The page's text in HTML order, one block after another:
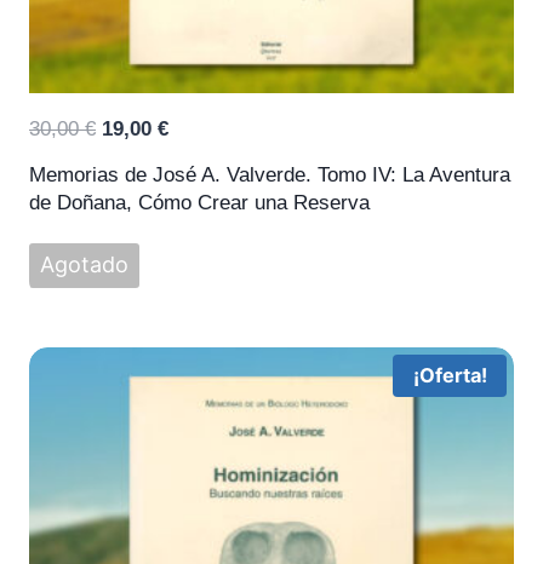
Memorias de José A. Valverde. Tomo IV: La Aventura
de Doñana, Cómo Crear una Reserva
30,00€ El
original
30,00 €.
19,00 €El
precio
actual
Agotado
¡Oferta!